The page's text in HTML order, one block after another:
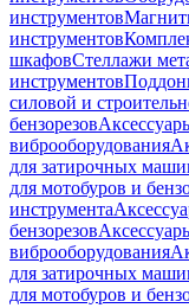
инструментов
инструментов
шкафовСтеллажи
инструментов
силовой и
бензорезов
виброоборудования
для затирочных
для мотобуров и
инструмента
бензорезов
виброоборудования
для затирочных
для мотобуров и